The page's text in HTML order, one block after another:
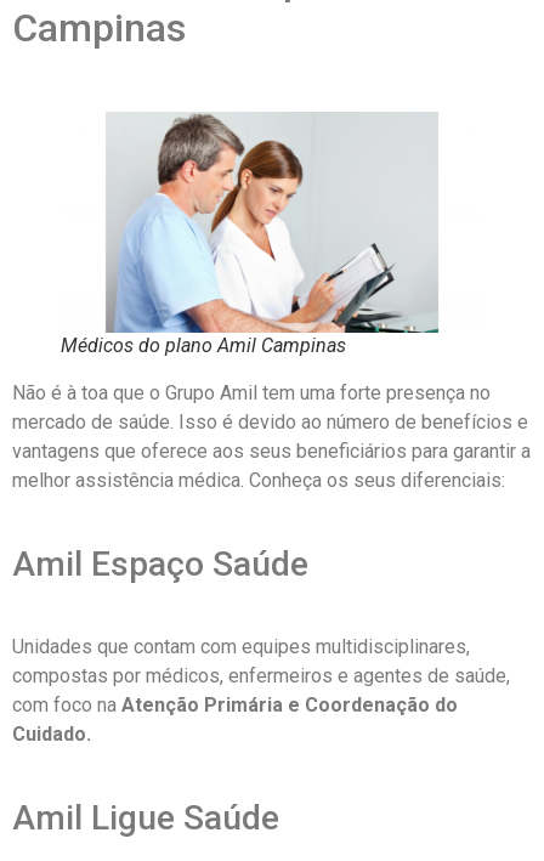
Campinas
Médicos do plano Amil Campinas
Não é à toa que o Grupo Amil tem uma forte presença no
mercado de saúde. Isso é devido ao número de benefícios e
vantagens que oferece aos seus beneficiários para garantir a
melhor assistência médica. Conheça os seus diferenciais:
Amil Espaço Saúde
Unidades que contam com equipes multidisciplinares,
compostas por médicos, enfermeiros e agentes de saúde,
com foco na Atenção Primária e Coordenação do
Cuidado.
Amil Ligue Saúde